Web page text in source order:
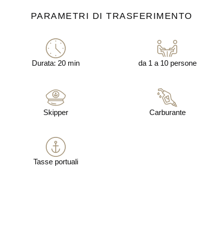
PARAMETRI DI TRASFERIMENTO
Durata: 20 min da 1 a 10 persone
Skipper Carburante
Tasse portuali